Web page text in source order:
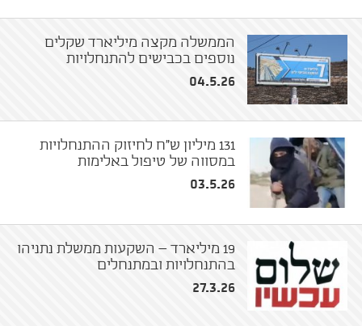
הממשלה מקצה מיליארד שקלים
נוספים בכבישים להתנחלויות
04.5.26
131 מיליון ש"ח לחיזוק ההתנחלויות
במסווה של טיפול באלימות
03.5.26
19 מיליארד – השקעות ממשלת נתניהו
בהתנחלויות ובמתנחלים
27.3.26